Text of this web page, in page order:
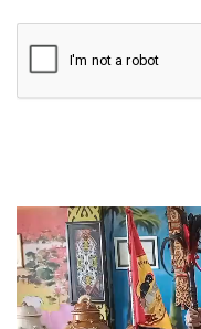
Pemutar
Video